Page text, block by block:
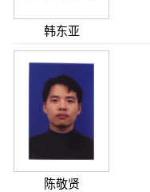
韩东亚
陈敬贤